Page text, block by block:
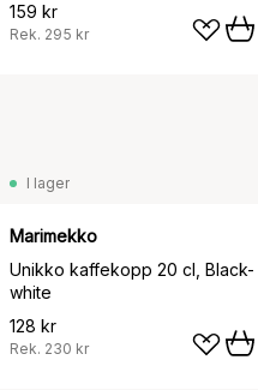
159 kr
Rek. 295 kr
I lager
Marimekko
Unikko kaffekopp 20 cl, Black-
white
128 kr
Rek. 230 kr